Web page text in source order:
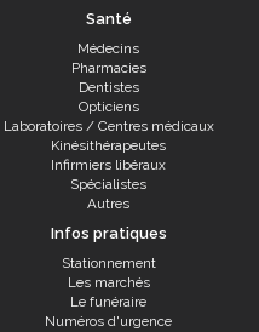
Santé
Médecins
Pharmacies
Dentistes
Opticiens
Laboratoires / Centres médicaux
Kinésithérapeutes
Infirmiers libéraux
Spécialistes
Autres
Infos pratiques
Stationnement
Les marchés
Le funéraire
Numéros d'urgence